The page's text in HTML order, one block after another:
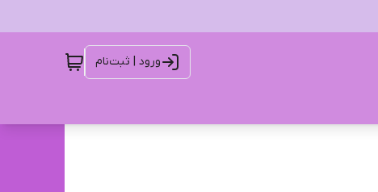
ورود | ثبت‌نام